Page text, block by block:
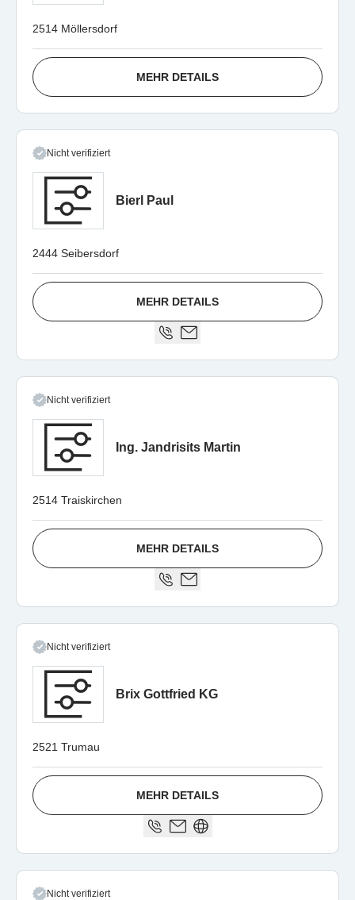
2514 Möllersdorf
MEHR DETAILS
Nicht verifiziert
Bierl Paul
2444 Seibersdorf
MEHR DETAILS
Nicht verifiziert
Ing. Jandrisits Martin
2514 Traiskirchen
MEHR DETAILS
Nicht verifiziert
Brix Gottfried KG
2521 Trumau
MEHR DETAILS
Nicht verifiziert